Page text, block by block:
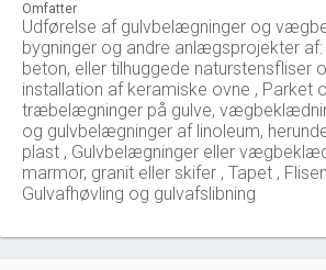
Omfatter
Udførelse af gulvbelægninger og
bygninger og andre anlægsprojekter af:
beton, eller tilhuggede naturstensfliser
installation af keramiske ovne , Parket
træbelægninger på gulve,
og gulvbelægninger af linoleum,
plast , Gulvbelægninger eller
marmor, granit eller skifer , Tapet ,
Gulvafhøvling og gulvafslibning